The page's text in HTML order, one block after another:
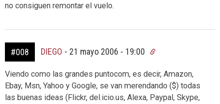
no consiguen remontar el vuelo.
#008 DIEGO - 21 mayo 2006 - 19:00
Viendo como las grandes puntocom, es decir, Amazon,
Ebay, Msn, Yahoo y Google, se van merendando ($) todas
las buenas ideas (Flickr, del.icio.us, Alexa, Paypal, Skype,